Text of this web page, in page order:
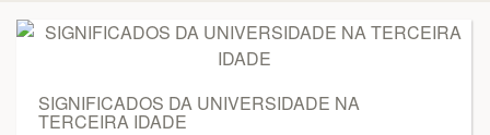
SIGNIFICADOS DA UNIVERSIDADE NA
TERCEIRA IDADE